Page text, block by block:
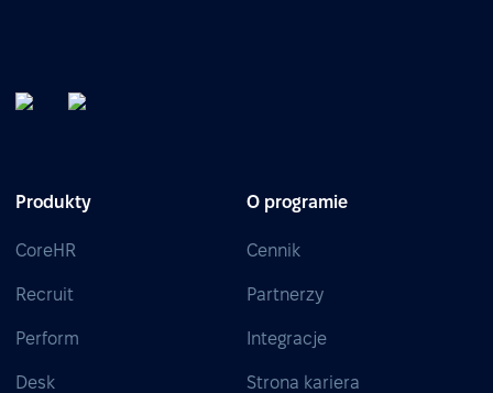
Produkty
CoreHR
Recruit
Perform
Desk
O programie
Cennik
Partnerzy
Integracje
Strona kariera